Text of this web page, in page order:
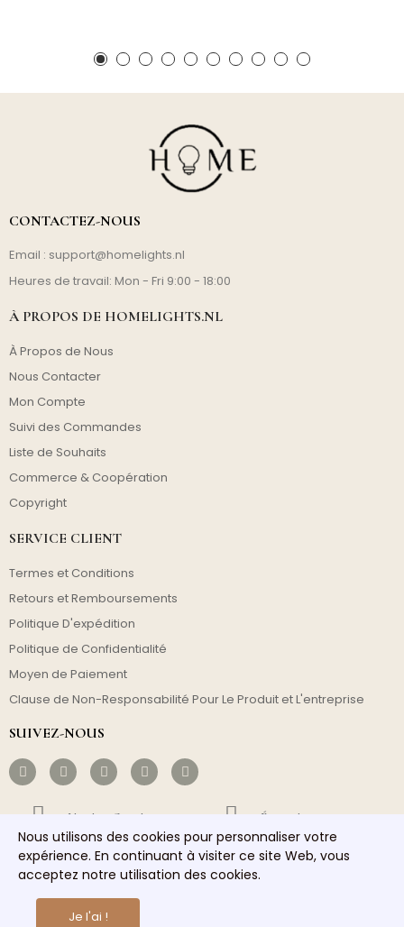
CONTACTEZ-NOUS
Email : support@homelights.nl
Heures de travail: Mon - Fri 9:00 - 18:00
À PROPOS DE HOMELIGHTS.NL
À Propos de Nous
Nous Contacter
Mon Compte
Suivi des Commandes
Liste de Souhaits
Commerce & Coopération
Copyright
SERVICE CLIENT
Termes et Conditions
Retours et Remboursements
Politique D'expédition
Politique de Confidentialité
Moyen de Paiement
Clause de Non-Responsabilité Pour Le Produit et L'entreprise
SUIVEZ-NOUS
Livraison Gratuite Économique
Envoi Rapide Service Responsable
Copyright © 2026 homelights. Tous les droits sont réservés.
Nous utilisons des cookies pour personnaliser votre
expérience. En continuant à visiter ce site Web, vous
acceptez notre utilisation des cookies.
Je l'ai !